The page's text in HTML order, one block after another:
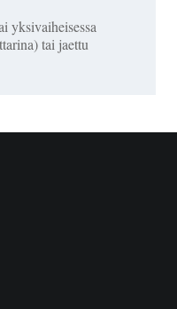
yksivaiheisessa
tai jaettu